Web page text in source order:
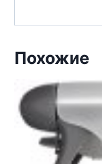
Похожие